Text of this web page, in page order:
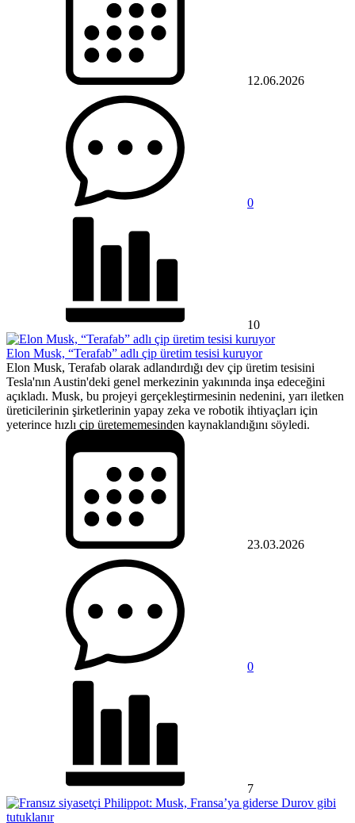
12.06.2026
0
10
Elon Musk, “Terafab” adlı çip üretim tesisi kuruyor
Elon Musk, Terafab olarak adlandırdığı dev çip üretim tesisini
Tesla'nın Austin'deki genel merkezinin yakınında inşa edeceğini
açıkladı. Musk, bu projeyi gerçekleştirmesinin nedenini, yarı iletken
üreticilerinin şirketlerinin yapay zeka ve robotik ihtiyaçları için
yeterince hızlı çip üretememesinden kaynaklandığını söyledi.
23.03.2026
0
7